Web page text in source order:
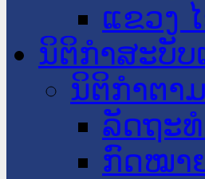
ແຂວງ
ນິຕິກໍາສະບັບ
ນິຕິກຳຕາ
ລັດຖະ
ກົດໝາ